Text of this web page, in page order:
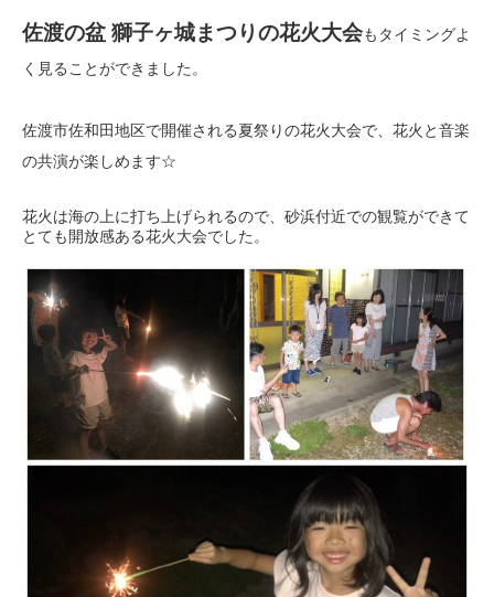
佐渡の盆 獅子ヶ城まつりの花火大会もタイミングよ
く見ることができました。
佐渡市佐和田地区で開催される夏祭りの花火大会で、花火と音楽
の共演が楽しめます☆
花火は海の上に打ち上げられるので、砂浜付近での観覧ができて
とても開放感ある花火大会でした。